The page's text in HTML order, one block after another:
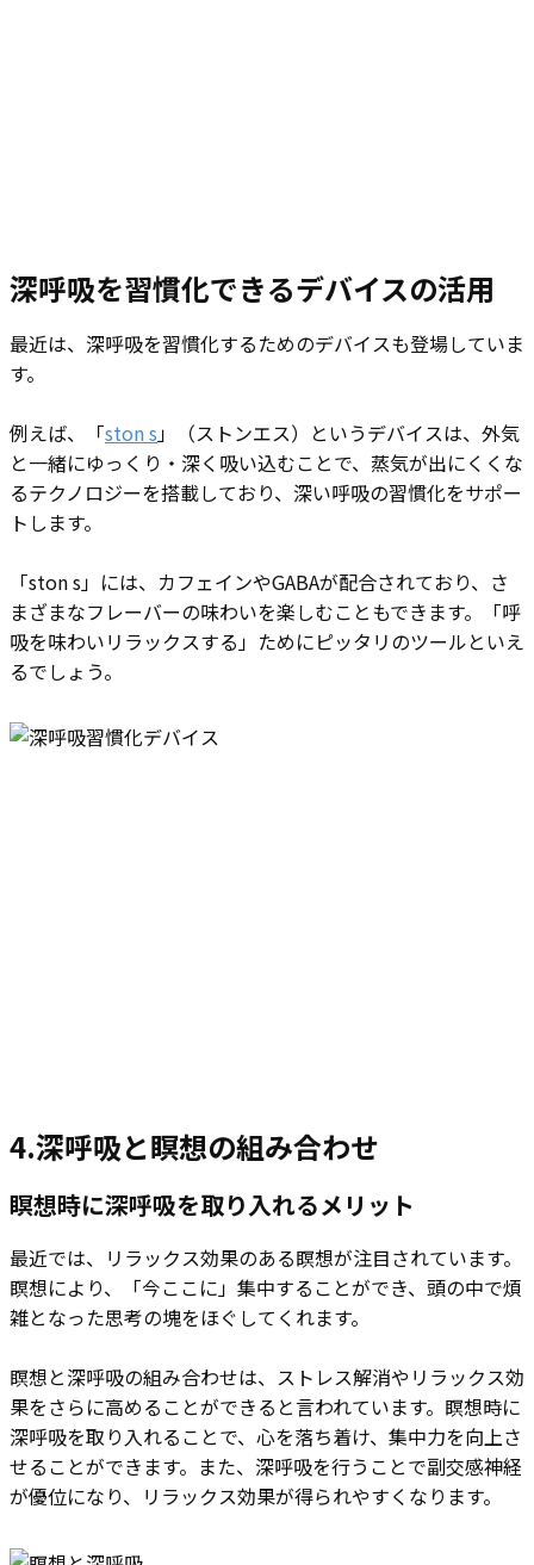
深呼吸を習慣化できるデバイスの活用
最近は、深呼吸を習慣化するためのデバイスも登場していま
す。
例えば、「ston s」（ストンエス）というデバイスは、外気
と一緒にゆっくり・深く吸い込むことで、蒸気が出にくくな
るテクノロジーを搭載しており、深い呼吸の習慣化をサポー
トします。
「ston s」には、カフェインやGABAが配合されており、さ
まざまなフレーバーの味わいを楽しむこともできます。「呼
吸を味わいリラックスする」ためにピッタリのツールといえ
るでしょう。
4.深呼吸と瞑想の組み合わせ
瞑想時に深呼吸を取り入れるメリット
最近では、リラックス効果のある瞑想が注目されています。
瞑想により、「今ここに」集中することができ、頭の中で煩
雑となった思考の塊をほぐしてくれます。
瞑想と深呼吸の組み合わせは、ストレス解消やリラックス効
果をさらに高めることができると言われています。瞑想時に
深呼吸を取り入れることで、心を落ち着け、集中力を向上さ
せることができます。また、深呼吸を行うことで副交感神経
が優位になり、リラックス効果が得られやすくなります。